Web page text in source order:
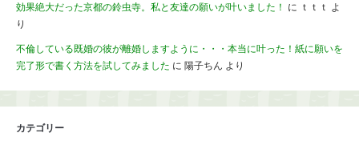
効果絶大だった京都の鈴虫寺。私と友達の願いが叶いました！ に ｔｔｔ
よ
り
不倫している既婚の彼が離婚しますように・・・本当に叶った！紙に願いを
完了形で書く方法を試してみました に 陽子ちん より
カテゴリー